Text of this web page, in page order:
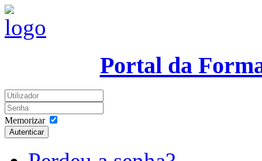
Portal da
Memorizar
Autenticar